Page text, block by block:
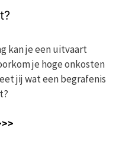
kan je een uitvaart
je hoge onkosten
jij wat een begrafenis